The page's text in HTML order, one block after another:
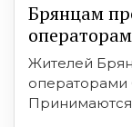
Брянцам
Жителей
операторами
Принимаются